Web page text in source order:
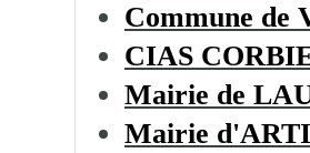
Commune de
CIAS
Mairie de
Mairie